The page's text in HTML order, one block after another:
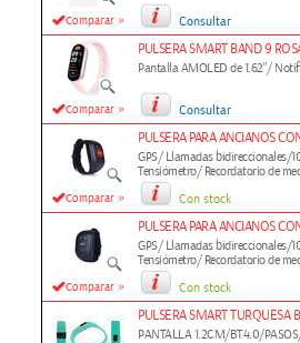
Comparar » Consultar
Comparar »
PULSERA SMART BAND 9
Pantalla AMOLED de 1.62"/
Consultar
Comparar »
PULSERA PARA ANCIANOS
GPS/ Llamadas bidireccionales/
Tensiómetro/ Recordatorio de
Con stock
Comparar »
PULSERA PARA ANCIANOS
GPS/ Llamadas bidireccionales/
Tensiómetro/ Recordatorio de
Con stock
PULSERA SMART TURQUESA
PANTALLA 1.2CM/BT4.0/